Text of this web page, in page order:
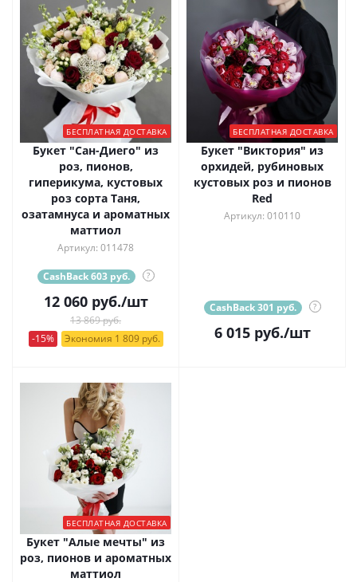
БЕСПЛАТНАЯ ДОСТАВКА
Букет "Сан-Диего" из
роз, пионов,
гиперикума, кустовых
роз сорта Таня,
озатамнуса и ароматных
маттиол
Артикул: 011478
CashBack 603 руб. ?
12 060руб./шт
13 869 руб.
-15%
Экономия 1 809 руб.
БЕСПЛАТНАЯ ДОСТАВКА
Букет "Виктория" из
орхидей, рубиновых
кустовых роз и пионов
Red
Артикул: 010110
CashBack 301 руб. ?
6 015руб./шт
БЕСПЛАТНАЯ ДОСТАВКА
Букет "Алые мечты" из
роз, пионов и ароматных
маттиол